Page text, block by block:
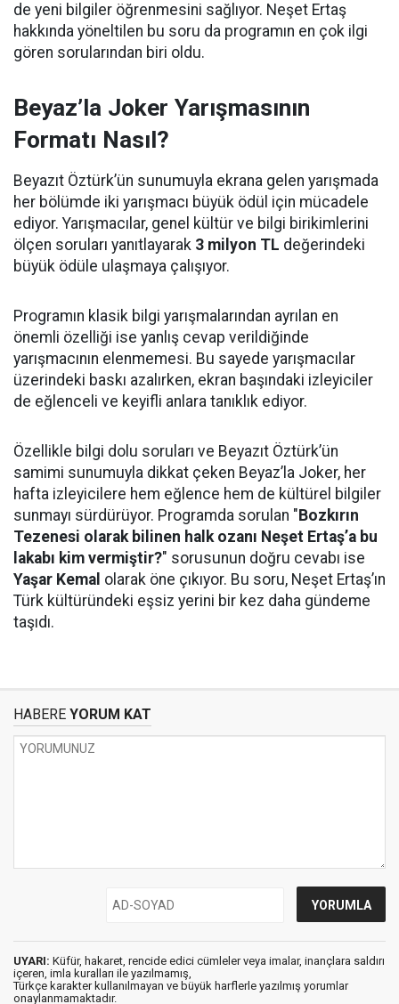
de yeni bilgiler öğrenmesini sağlıyor. Neşet Ertaş
hakkında yöneltilen bu soru da programın en çok ilgi
gören sorularından biri oldu.
Beyaz’la Joker Yarışmasının
Formatı Nasıl?
Beyazıt Öztürk’ün sunumuyla ekrana gelen yarışmada
her bölümde iki yarışmacı büyük ödül için mücadele
ediyor. Yarışmacılar, genel kültür ve bilgi birikimlerini
ölçen soruları yanıtlayarak 3 milyon TL değerindeki
büyük ödüle ulaşmaya çalışıyor.
Programın klasik bilgi yarışmalarından ayrılan en
önemli özelliği ise yanlış cevap verildiğinde
yarışmacının elenmemesi. Bu sayede yarışmacılar
üzerindeki baskı azalırken, ekran başındaki izleyiciler
de eğlenceli ve keyifli anlara tanıklık ediyor.
Özellikle bilgi dolu soruları ve Beyazıt Öztürk’ün
samimi sunumuyla dikkat çeken Beyaz’la Joker, her
hafta izleyicilere hem eğlence hem de kültürel bilgiler
sunmayı sürdürüyor. Programda sorulan " Bozkırın
Tezenesi olarak bilinen halk ozanı Neşet Ertaş’a bu
lakabı kim vermiştir?" sorusunun doğru cevabı ise
Yaşar Kemal olarak öne çıkıyor. Bu soru, Neşet Ertaş’ın
Türk kültüründeki eşsiz yerini bir kez daha gündeme
taşıdı.
HABERE YORUM KAT
UYARI: Küfür, hakaret, rencide edici cümleler veya imalar, inançlara saldırı
içeren, imla kuralları ile yazılmamış,
Türkçe karakter kullanılmayan ve büyük harflerle yazılmış yorumlar
onaylanmamaktadır.